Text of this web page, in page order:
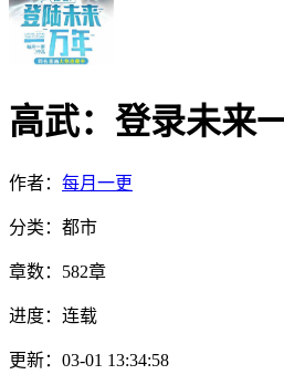
高武：登录未来
作者： 每月一更
分类：都市
章数： 582章
进度： 连载
更新：03-01 13:34:58